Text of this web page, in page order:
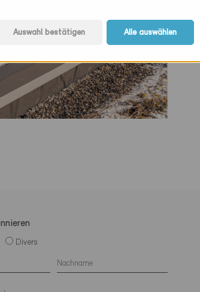
Divers
Auswahl bestätigen Alle auswählen